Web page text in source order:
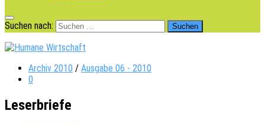
Suchen nach:
Archiv 2010 / Ausgabe 06 - 2010
0
Leserbriefe